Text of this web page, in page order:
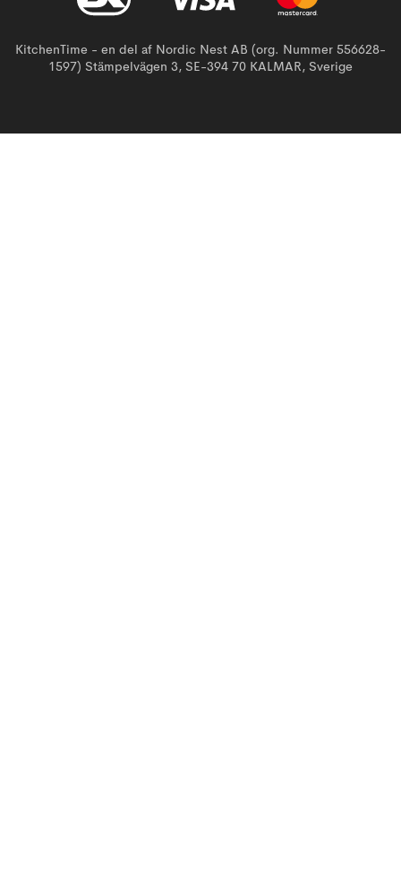
KitchenTime - en del af Nordic Nest AB (org. Nummer 556628-
1597) Stämpelvägen 3, SE-394 70 KALMAR, Sverige